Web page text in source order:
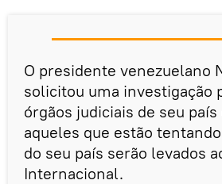
O presidente venezuelano
solicitou uma investigação
órgãos judiciais de seu
aqueles que estão
do seu país serão levados
Internacional.